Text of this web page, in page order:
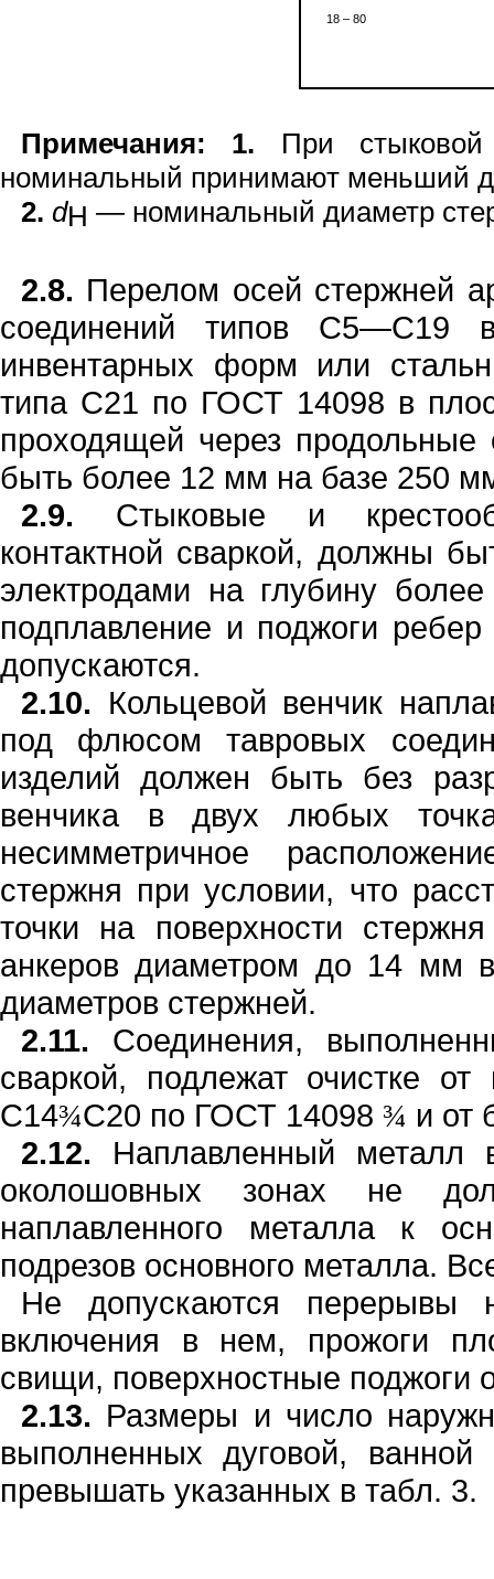
18– 80
Примечания: 1. При
номинальный принимают меньший
2. dН — номинальный диаметр
2.8. Перелом осей стержней а
соединений типов
инвентарных форм или
типа С21 по ГОСТ 14098 в
проходящей через продольные
быть более 12 мм на базе 250
2.9. Стыковые и
контактной сваркой, должны
электродами на глубину более
подплавление и поджоги ребер
допускаются.
2.10. Кольцевой венчик
под флюсом тавровых
изделий должен быть без
венчика в двух любых
несимметричное
стержня при условии, что
точки на поверхности сте
анкеров диаметром до 14 мм
диаметров стержней.
2.11. Соединения,
сваркой, подлежат очистке
С14¾С20 по ГОСТ 14098 ¾ и от
2.12. Наплавленный металл
около­шовных зонах не
наплавленного металла к
подрезов основного металла.
Не допускаются перерывы
включе­ния в нем, прожоги
свищи, поверхнос­тные поджоги
2.13. Размеры и число наруж
вы­полненных дуговой,
превышать указанных в табл. 3.